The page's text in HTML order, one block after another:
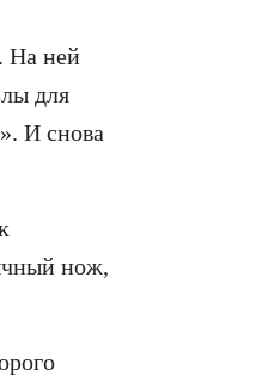
На ней
для
И снова
нож,